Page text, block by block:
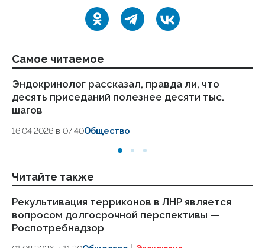
Самое читаемое
Эндокринолог рассказал, правда ли, что
десять приседаний полезнее десяти тыс.
шагов
16.04.2026 в 07:40Общество
Читайте также
Рекультивация терриконов в ЛНР является
вопросом долгосрочной перспективы —
Роспотребнадзор